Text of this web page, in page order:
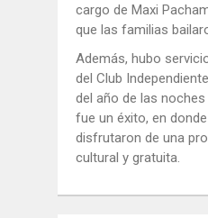
cargo de Maxi
que las familias
Además, hubo
del Club
del año de las
fue un éxito, en
disfrutaron de una
cultural y gratuita.